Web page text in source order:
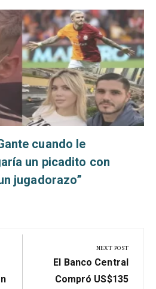
cuando le
un picadito con
jugadorazo”
NEXT POST
Next
Post:
El Banco Central
Compró US$135